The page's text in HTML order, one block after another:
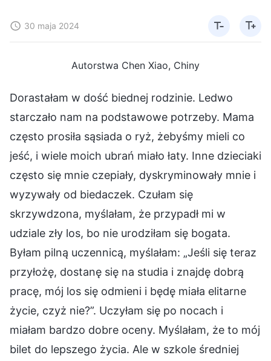
30 maja 2024
Autorstwa Chen Xiao, Chiny
Dorastałam w dość biednej rodzinie. Ledwo
starczało nam na podstawowe potrzeby. Mama
często prosiła sąsiada o ryż, żebyśmy mieli co
jeść, i wiele moich ubrań miało łaty. Inne dzieciaki
często się mnie czepiały, dyskryminowały mnie i
wyzywały od biedaczek. Czułam się
skrzywdzona, myślałam, że przypadł mi w
udziale zły los, bo nie urodziłam się bogata.
Byłam pilną uczennicą, myślałam: „Jeśli się teraz
przyłożę, dostanę się na studia i znajdę dobrą
pracę, mój los się odmieni i będę miała elitarne
życie, czyż nie?”. Uczyłam się po nocach i
miałam bardzo dobre oceny. Myślałam, że to mój
bilet do lepszego życia. Ale w szkole średniej